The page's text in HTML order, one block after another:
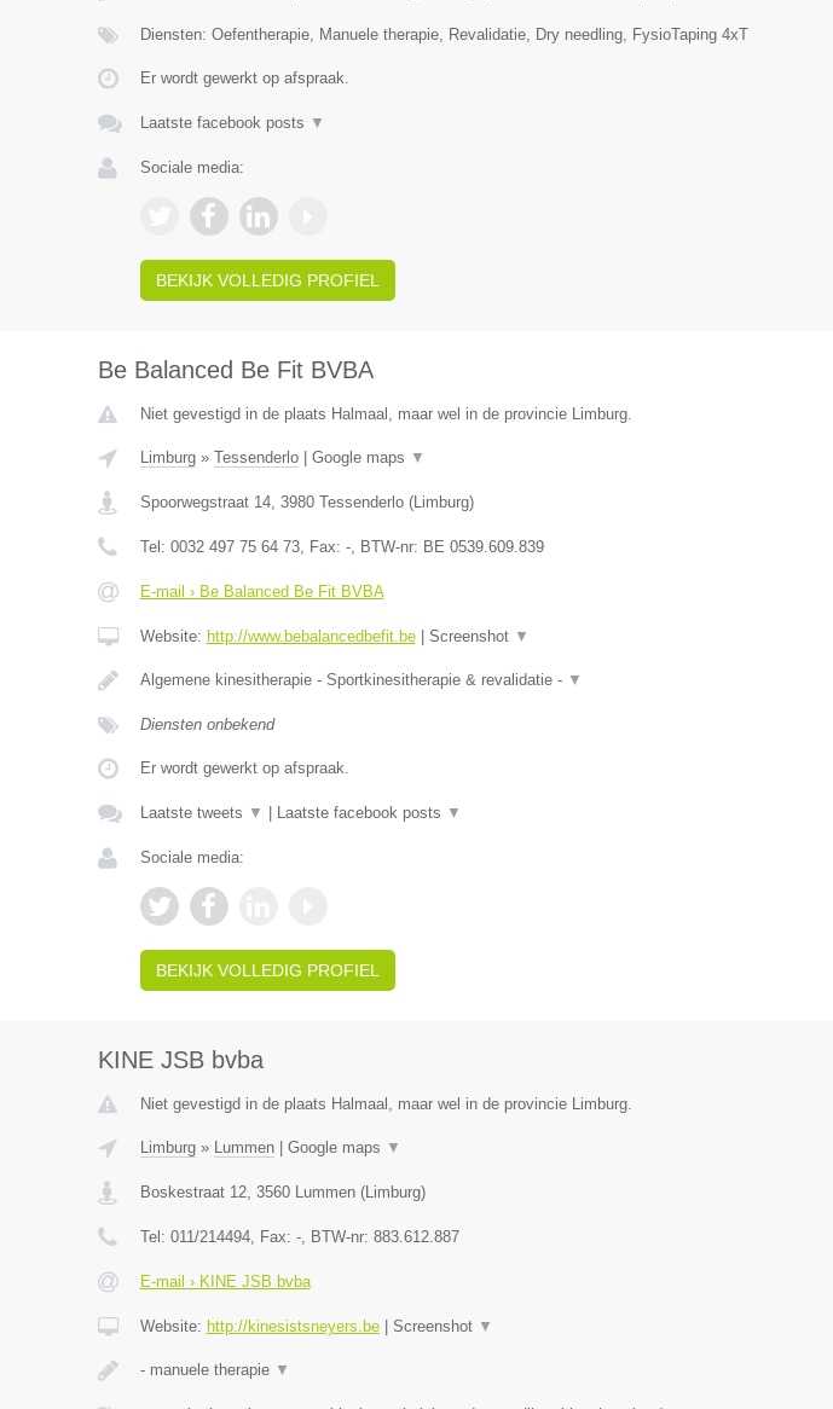
Diensten: Oefentherapie, Manuele therapie, Revalidatie, Dry needling, FysioTaping 4xT
Er wordt gewerkt op afspraak.
Laatste facebook posts ▼
Sociale media:
BEKIJK VOLLEDIG PROFIEL
Be Balanced Be Fit BVBA
Niet gevestigd in de plaats Halmaal, maar wel in de provincie Limburg.
Limburg» Tessenderlo| Google maps ▼
Spoorwegstraat 14, 3980 Tessenderlo(Limburg)
Tel: 0032 497 75 64 73, Fax: -, BTW-nr: BE 0539.609.839
E-mail › Be Balanced Be Fit BVBA
Website: http://www.bebalancedbefit.be| Screenshot ▼
Algemene kinesitherapie - Sportkinesitherapie & revalidatie - ▼
Diensten onbekend
Er wordt gewerkt op afspraak.
Laatste tweets ▼ Laatste facebook posts ▼
Sociale media:
BEKIJK VOLLEDIG PROFIEL
KINE JSB bvba
Niet gevestigd in de plaats Halmaal, maar wel in de provincie Limburg.
Limburg» Lummen| Google maps ▼
Boskestraat 12, 3560 Lummen(Limburg)
Tel: 011/214494, Fax: -, BTW-nr: 883.612.887
E-mail › KINE JSB bvba
Website: http://kinesistsneyers.be| Screenshot ▼
- manuele therapie ▼